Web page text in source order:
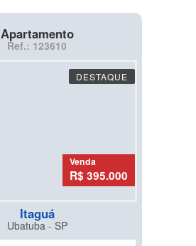
Apartamento
Ref.: 123610
DESTAQUE
Venda
R$ 395.000
Itaguá
Ubatuba - SP